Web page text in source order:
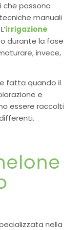
possono
manuali
irrigazione
durante la fase
invece,
fatta quando il
e
essere raccolti
nella